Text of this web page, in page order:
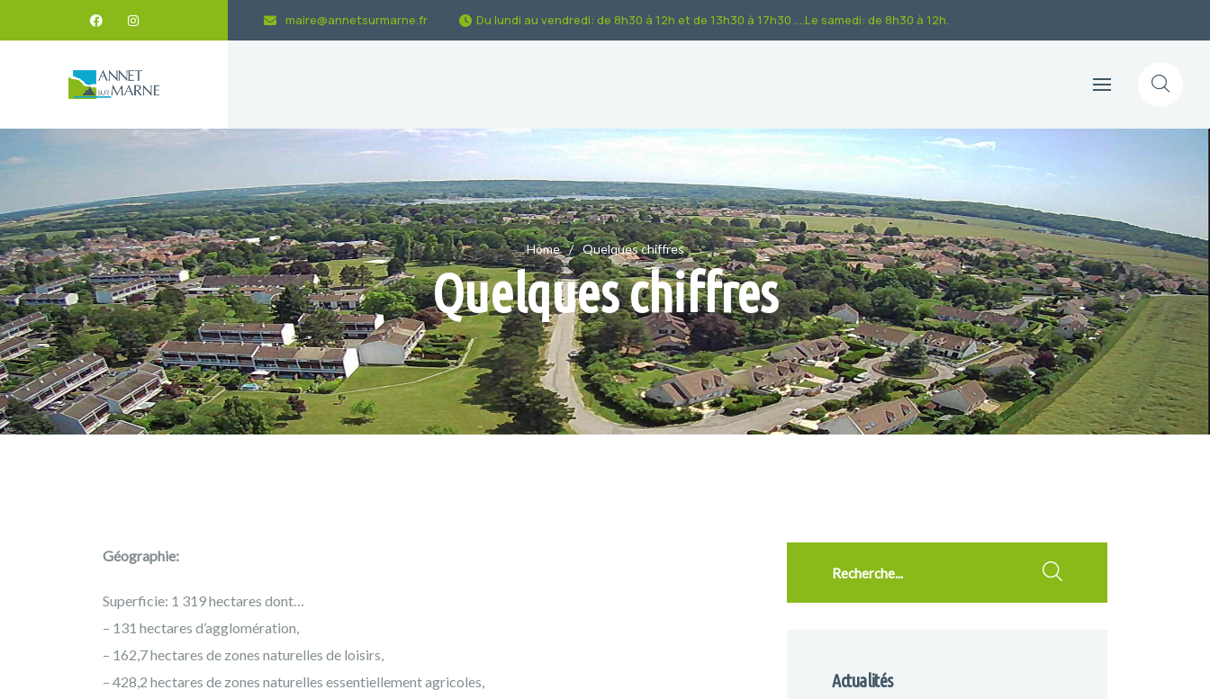
maire@annetsurmarne.fr Du lundi au vendredi: de 8h30 à 12h et de 13h30 à 17h30 ....Le samedi: de 8h30 à 12h.
Home Quelques chiffres
Quelques chiffres
Géographie:
Superficie: 1 319 hectares dont…
– 131 hectares d’agglomération,
– 162,7 hectares de zones naturelles de loisirs,
– 428,2 hectares de zones naturelles essentiellement agricoles,
Actualités